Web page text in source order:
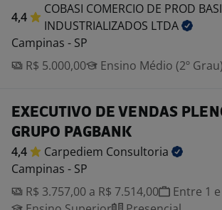
4,4
COBASI COMERCIO DE PROD
INDUSTRIALIZADOS LTDA
Campinas - SP
R$ 5.000,00
Ensino Médio (2º Grau)
EXECUTIVO DE VENDAS
GRUPO PAGBANK
4,4 Carpediem Consultoria
Campinas - SP
R$ 3.757,00 a R$ 7.514,00
Entre 1